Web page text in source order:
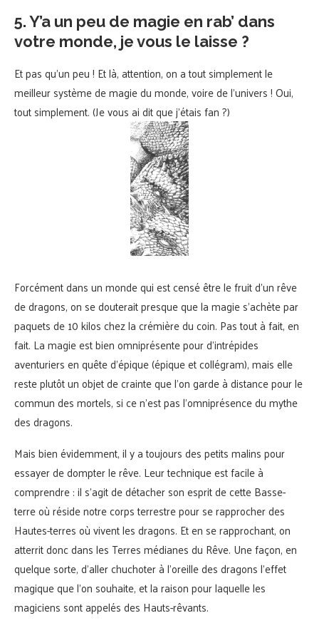
5. Y’a un peu de magie en rab’ dans
votre monde, je vous le laisse ?
Et pas qu’un peu ! Et là, attention, on a tout simplement le
meilleur système de magie du monde, voire de l’univers ! Oui,
tout simplement. (Je vous ai dit que j’étais fan ?)
Forcément dans un monde qui est censé être le fruit d’un rêve
de dragons, on se douterait presque que la magie s’achète par
paquets de 10 kilos chez la crémière du coin. Pas tout à fait, en
fait. La magie est bien omniprésente pour d’intrépides
aventuriers en quête d’épique (épique et collégram), mais elle
reste plutôt un objet de crainte que l’on garde à distance pour le
commun des mortels, si ce n’est pas l’omniprésence du mythe
des dragons.
Mais bien évidemment, il y a toujours des petits malins pour
essayer de dompter le rêve. Leur technique est facile à
comprendre : il s’agit de détacher son esprit de cette Basse-
terre où réside notre corps terrestre pour se rapprocher des
Hautes-terres où vivent les dragons. Et en se rapprochant, on
atterrit donc dans les Terres médianes du Rêve. Une façon, en
quelque sorte, d’aller chuchoter à l’oreille des dragons l’effet
magique que l’on souhaite, et la raison pour laquelle les
magiciens sont appelés des Hauts-rêvants.